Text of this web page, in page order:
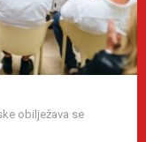
obilježava se